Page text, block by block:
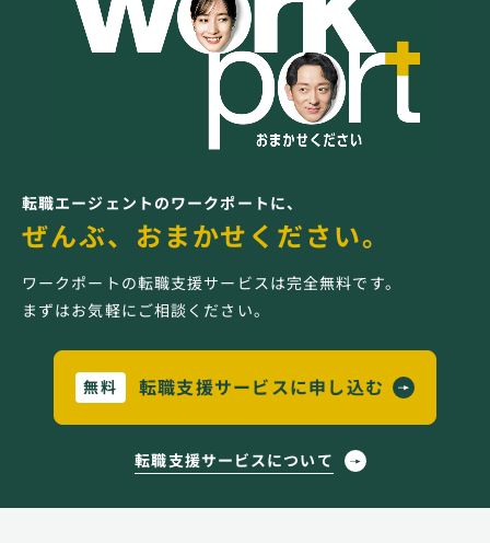
転職エージェントのワークポートに、
ぜんぶ、おまかせください。
ワークポートの転職支援サービスは完全無料です。
まずはお気軽にご相談ください。
無料 転職支援サービスに申し込む
転職支援サービスについて